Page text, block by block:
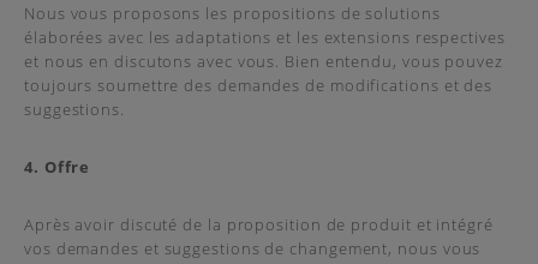
Nous vous proposons les propositions de solutions
élaborées avec les adaptations et les extensions respectives
et nous en discutons avec vous. Bien entendu, vous pouvez
toujours soumettre des demandes de modifications et des
suggestions.
4. Offre
Après avoir discuté de la proposition de produit et intégré
vos demandes et suggestions de changement, nous vous